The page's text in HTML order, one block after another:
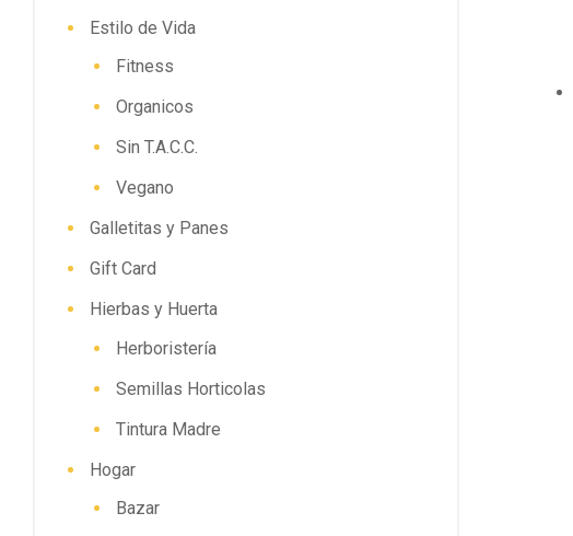
Estilo de Vida
Fitness
Organicos
Sin T.A.C.C.
Vegano
Galletitas y Panes
Gift Card
Hierbas y Huerta
Herboristería
Semillas Horticolas
Tintura Madre
Hogar
Bazar